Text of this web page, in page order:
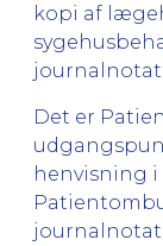
kopi af
journalnotat
Det er
henvisning i